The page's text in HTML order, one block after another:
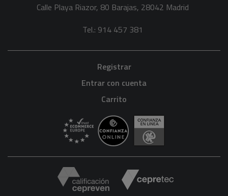
Calle Playa Riazor, 80 Barajas, 28042 Madrid
Tel.: 914 457 381
Registrar
Entrar con cuenta
Carrito